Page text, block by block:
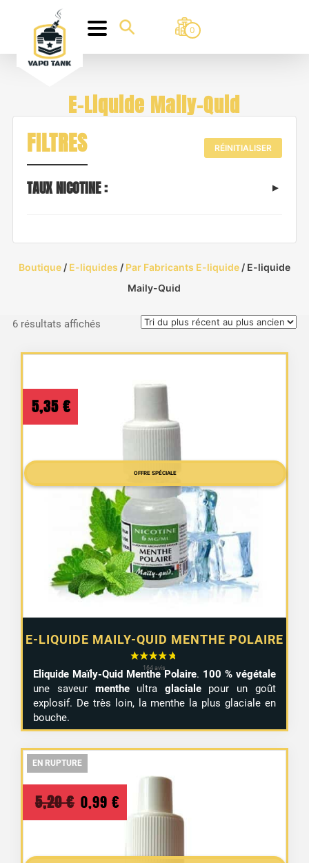
0
E-Liquide Maily-Quid
FILTRES RÉINITIALISER
TAUX NICOTINE :
Boutique/ E-liquides / Par Fabricants E-liquide/ E-liquide
Maily-Quid
6 résultats affichésTrié
OFFRE SPÉCIALE
E-LIQUIDE MAILY-QUID MENTHE POLAIRE
5,35 €
Eliquide Maïly-Quid Menthe Polaire. 100 % végétale
une saveur mentheultra glacialepour un goût
explosif. De très loin, la menthe la plus glaciale en
bouche.
EN RUPTURE
EN RUPTURE
5,20€ Le
prix
initial
0,99 €
prix
actuel
EN RUPTURE